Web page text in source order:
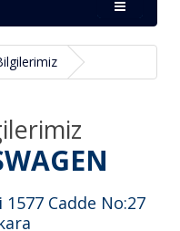
1577 Cadde No:27